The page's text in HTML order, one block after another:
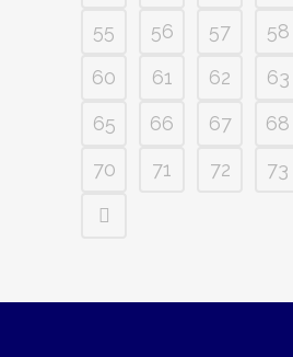
55
56 57 58
60
61 62 63
65
66 67 68
70
71 72 73